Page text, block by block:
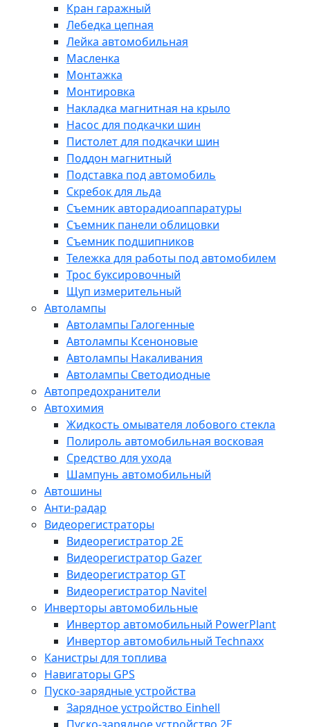
Кран гаражный
Лебедка цепная
Лейка автомобильная
Масленка
Монтажка
Монтировка
Накладка магнитная на крыло
Насос для подкачки шин
Пистолет для подкачки шин
Поддон магнитный
Подставка под автомобиль
Скребок для льда
Съемник авторадиоаппаратуры
Съемник панели облицовки
Съемник подшипников
Тележка для работы под автомобилем
Трос буксировочный
Щуп измерительный
Автолампы
Автолампы Галогенные
Автолампы Ксеноновые
Автолампы Накаливания
Автолампы Светодиодные
Автопредохранители
Автохимия
Жидкость омывателя лобового стекла
Полироль автомобильная восковая
Средство для ухода
Шампунь автомобильный
Автошины
Анти-радар
Видеорегистраторы
Видеорегистратор 2E
Видеорегистратор Gazer
Видеорегистратор GT
Видеорегистратор Navitel
Инверторы автомобильные
Инвертор автомобильный PowerPlant
Инвертор автомобильный Technaxx
Канистры для топлива
Навигаторы GPS
Пуско-зарядные устройства
Зарядное устройство Einhell